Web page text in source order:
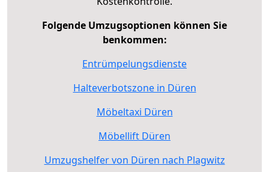
Folgende Umzugsoptionen können Sie
benkommen:
Entrümpelungsdienste
Halteverbotszone in Düren
Möbeltaxi Düren
Möbellift Düren
Umzugshelfer von Düren nach Plagwitz